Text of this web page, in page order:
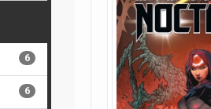
2
1
6
6